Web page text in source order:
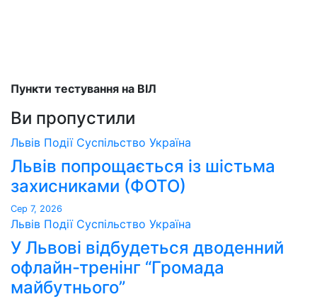
Пункти тестування на ВІЛ
Ви пропустили
Львів Події Суспільство Україна
Львів попрощається із шістьма
захисниками (ФОТО)
Сер 7, 2026
Львів Події Суспільство Україна
У Львові відбудеться дводенний
офлайн-тренінг “Громада
майбутнього”